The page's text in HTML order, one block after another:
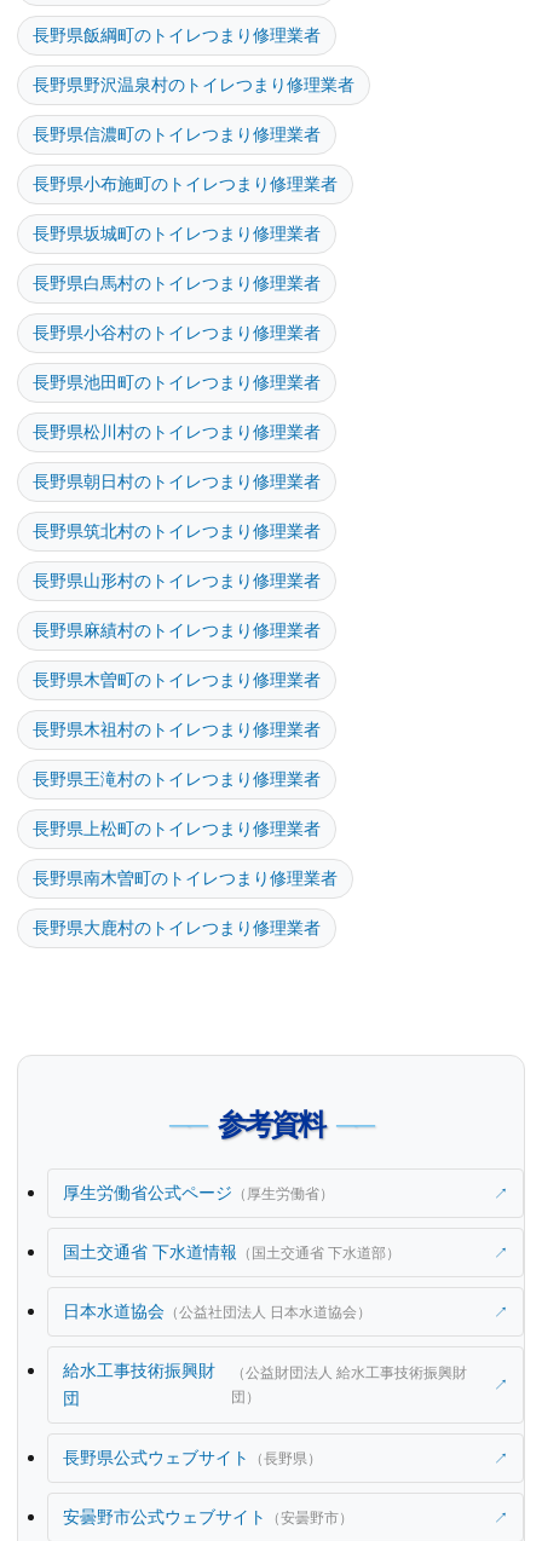
長野県飯綱町のトイレつまり修理業者
長野県野沢温泉村のトイレつまり修理業者
長野県信濃町のトイレつまり修理業者
長野県小布施町のトイレつまり修理業者
長野県坂城町のトイレつまり修理業者
長野県白馬村のトイレつまり修理業者
長野県小谷村のトイレつまり修理業者
長野県池田町のトイレつまり修理業者
長野県松川村のトイレつまり修理業者
長野県朝日村のトイレつまり修理業者
長野県筑北村のトイレつまり修理業者
長野県山形村のトイレつまり修理業者
長野県麻績村のトイレつまり修理業者
長野県木曽町のトイレつまり修理業者
長野県木祖村のトイレつまり修理業者
長野県王滝村のトイレつまり修理業者
長野県上松町のトイレつまり修理業者
長野県南木曽町のトイレつまり修理業者
長野県大鹿村のトイレつまり修理業者
参考資料
厚生労働省公式ページ （厚生労働省） ↗
国土交通省 下水道情報 （国土交通省 下水道部） ↗
日本水道協会 （公益社団法人 日本水道協会） ↗
給水工事技術振興財
団
（公益財団法人 給水工事技術振興財
団）
↗
長野県公式ウェブサイト （長野県） ↗
安曇野市公式ウェブサイト （安曇野市） ↗